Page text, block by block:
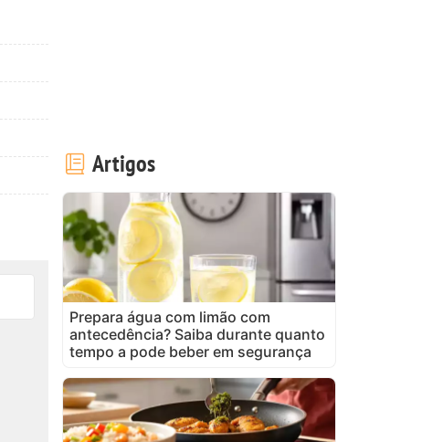
Artigos
Prepara água com limão com
antecedência? Saiba durante quanto
tempo a pode beber em segurança